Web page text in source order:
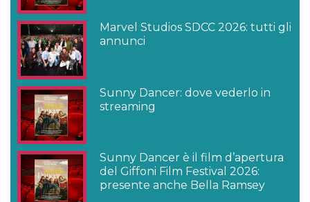
Marvel Studios SDCC 2026: tutti gli
annunci
Sunny Dancer: dove vederlo in
streaming
Sunny Dancer è il film d’apertura
del Giffoni Film Festival 2026:
presente anche Bella Ramsey